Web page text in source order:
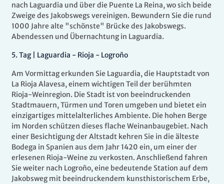
nach Laguardia und über die Puente La Reina, wo sich beide
Zweige des Jakobswegs vereinigen. Bewundern Sie die rund
1000 Jahre alte "schönste" Brücke des Jakobswegs.
Abendessen und Übernachtung in Laguardia.
5. Tag | Laguardia - Rioja - Logroño
Am Vormittag erkunden Sie Laguardia, die Hauptstadt von
La Rioja Alavesa, einem wichtigen Teil der berühmten
Rioja-Weinregion. Die Stadt ist von beeindruckenden
Stadtmauern, Türmen und Toren umgeben und bietet ein
einzigartiges mittelalterliches Ambiente. Die hohen Berge
im Norden schützen dieses flache Weinanbaugebiet. Nach
einer Besichtigung der Altstadt kehren Sie in die älteste
Bodega in Spanien aus dem Jahr 1420 ein, um einer der
erlesenen Rioja-Weine zu verkosten. Anschließend fahren
Sie weiter nach Logroño, eine bedeutende Station auf dem
Jakobsweg mit beeindruckendem kunsthistorischem Erbe,